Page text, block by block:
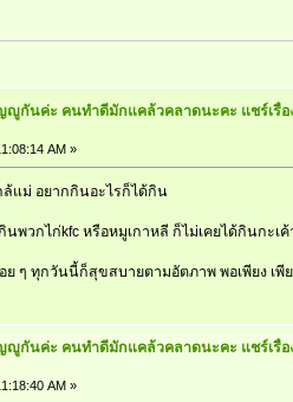
ญูกันค่ะ คนทำดีมักแคล้วคลาดนะคะ แชร์เรื่อ
AM »
แม่ อยากกินอะไรก็ได้กิน
พวกไก่kfc หรือหมูเกาหลี ก็ไม่เคยได้กินกะเค้
ย ๆ ทุกวันนี้ก็สุขสบายตามอัตภาพ พอเพียง เ
ญูกันค่ะ คนทำดีมักแคล้วคลาดนะคะ แชร์เรื่อ
AM »